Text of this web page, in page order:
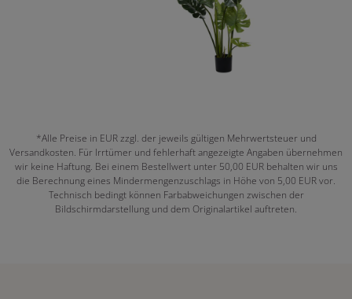
*Alle Preise in EUR zzgl. der jeweils gültigen Mehrwertsteuer und
Versandkosten. Für Irrtümer und fehlerhaft angezeigte Angaben übernehmen
wir keine Haftung. Bei einem Bestellwert unter 50,00 EUR behalten wir uns
die Berechnung eines Mindermengenzuschlags in Höhe von 5,00 EUR vor.
Technisch bedingt können Farbabweichungen zwischen der
Bildschirmdarstellung und dem Originalartikel auftreten.